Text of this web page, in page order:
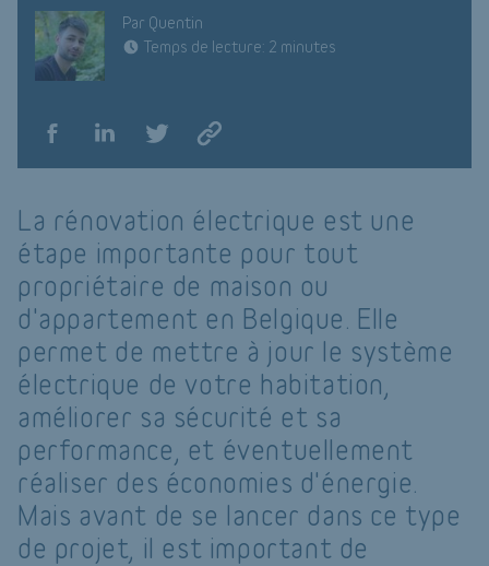
Par Quentin
Temps de lecture: 2 minutes
La rénovation électrique est une
étape importante pour tout
propriétaire de maison ou
d'appartement en Belgique. Elle
permet de mettre à jour le système
électrique de votre habitation,
améliorer sa sécurité et sa
performance, et éventuellement
réaliser des économies d'énergie.
Mais avant de se lancer dans ce type
de projet, il est important de